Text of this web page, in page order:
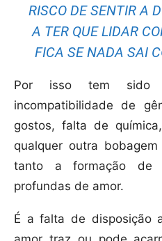
RISCO DE SENTIR A
A TER QUE LIDAR
FICA SE NADA SAI
Por isso tem
incompatibilidade de
gostos, falta de
qualquer outra
tanto a formação de
profundas de amor.
É a falta de disposição